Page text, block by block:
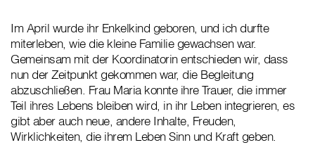
Im April wurde ihr Enkelkind geboren, und ich durfte
miterleben, wie die kleine Familie gewachsen war.
Gemeinsam mit der Koordinatorin entschieden wir, dass
nun der Zeitpunkt gekommen war, die Begleitung
abzuschließen. Frau Maria konnte ihre Trauer, die immer
Teil ihres Lebens bleiben wird, in ihr Leben integrieren, es
gibt aber auch neue, andere Inhalte, Freuden,
Wirklichkeiten, die ihrem Leben Sinn und Kraft geben.